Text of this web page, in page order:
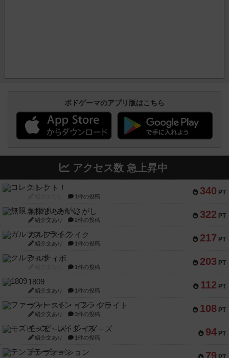
ボドゲーマのアプリ版はこちら
アクセス数 急上昇中
340 PT
コレクト！
1件の投稿
322 PT
無限まちがいさがし
紹介文あり 2件の投稿
217 PT
ガルフストライク
紹介文あり 1件の投稿
203 PT
クルティボ
1件の投稿
112 PT
1809
紹介文あり 1件の投稿
108 PT
ファースト・イン・フライト
紹介文あり 3件の投稿
94 PT
モズビ－ズ・レイダ－ズ
紹介文あり 1件の投稿
79
テンプテーション